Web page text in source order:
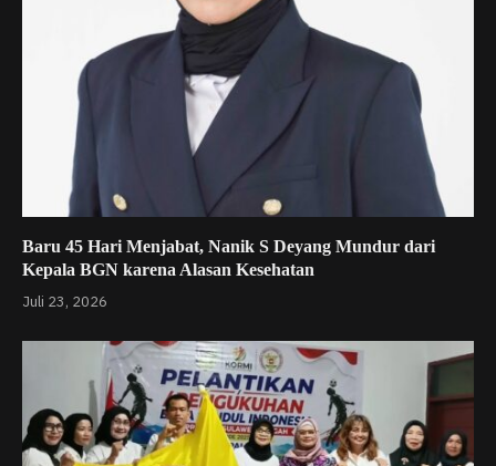
Baru 45 Hari Menjabat, Nanik S Deyang Mundur dari
Kepala BGN karena Alasan Kesehatan
Juli 23, 2026